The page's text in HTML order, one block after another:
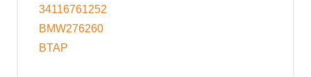
34116761252
BMW276260
BTAP